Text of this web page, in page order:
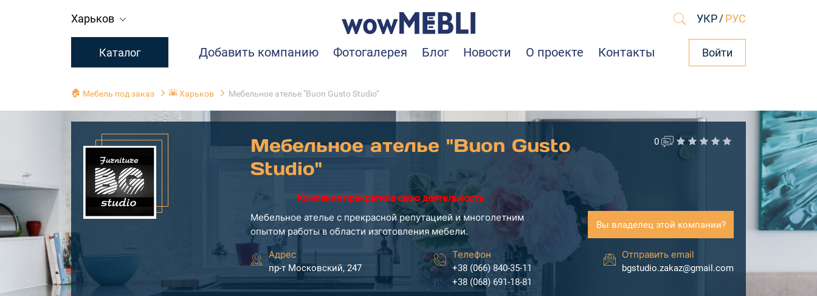
Харьков УКР / РУС
Каталог Добавить компанию Фотогалерея Блог Новости О проекте Контакты Войти
🏠 Мебель под заказ 🌇 Харьков Мебельное ателье "Buon Gusto Studio"
Мебельное ателье "Buon Gusto
Studio"
Компания прекратила свою деятельность
Мебельное ателье с прекрасной репутацией и многолетним
опытом работы в области изготовления мебели.
0
Вы владелец этой компании?
Адрес
пр-т Московский, 247
Телефон
+38 (066) 840-35-11
+38 (068) 691-18-81
Отправить email
bgstudio.zakaz@gmail.com